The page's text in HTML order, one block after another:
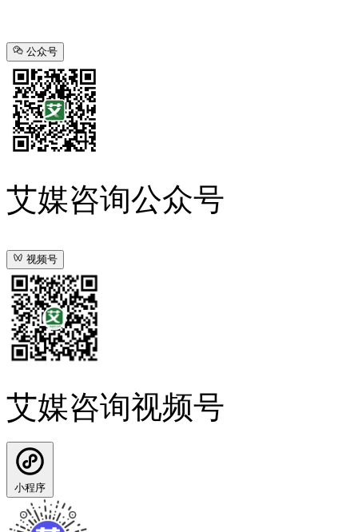
公众号
艾媒咨询公众号
视频号
艾媒咨询视频号
小程序